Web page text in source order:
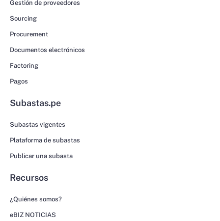
Gestión de proveedores
Sourcing
Procurement
Documentos electrónicos
Factoring
Pagos
Subastas.pe
Subastas vigentes
Plataforma de subastas
Publicar una subasta
Recursos
¿Quiénes somos?
eBIZ NOTICIAS